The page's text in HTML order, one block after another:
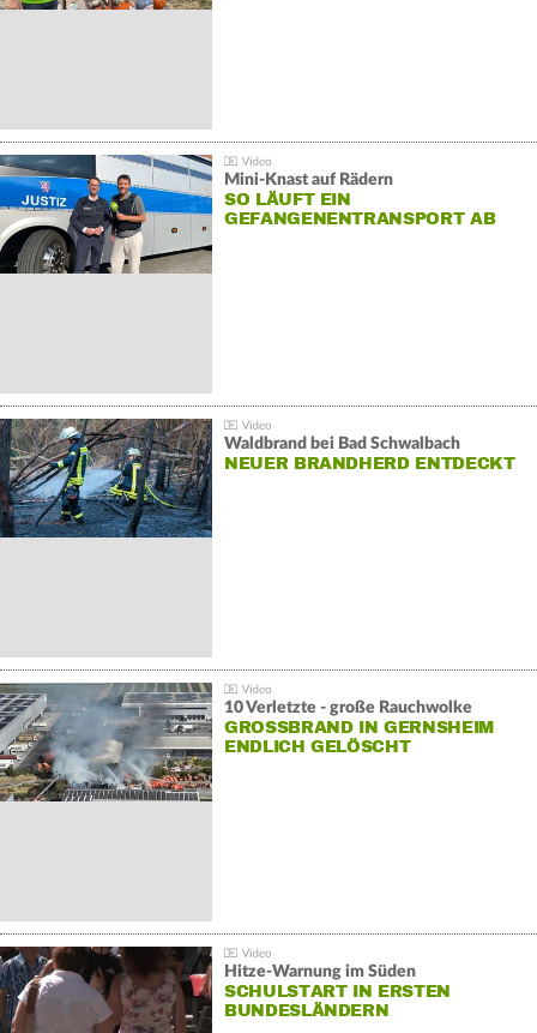
Mini-Knast auf Rädern
SO LÄUFT EIN
GEFANGENENTRANSPORT AB
Waldbrand bei Bad Schwalbach
NEUER BRANDHERD ENTDECKT
10 Verletzte - große Rauchwolke
GROSSBRAND IN GERNSHEIM E
NDLICH GELÖSCHT
Hitze-Warnung im Süden
SCHULSTART IN ERSTEN
BUNDESLÄNDERN